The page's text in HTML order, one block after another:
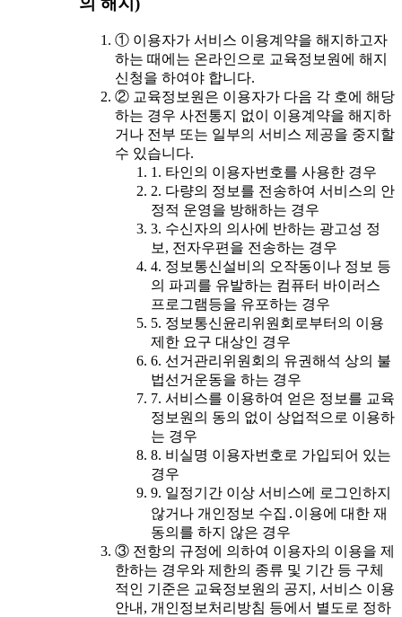
① 이용자가 서비스 이용계약을 해지하고자
하는 때에는 온라인으로 교육정보원에 해지
신청을 하여야 합니다.
② 교육정보원은 이용자가 다음 각 호에 해당
하는 경우 사전통지 없이 이용계약을 해지하
거나 전부 또는 일부의 서비스 제공을 중지할
수 있습니다.
1. 타인의 이용자번호를 사용한 경우
2. 다량의 정보를 전송하여 서비스의 안
정적 운영을 방해하는 경우
3. 수신자의 의사에 반하는 광고성 정
보, 전자우편을 전송하는 경우
4. 정보통신설비의 오작동이나 정보 등
의 파괴를 유발하는 컴퓨터 바이러스
프로그램등을 유포하는 경우
5. 정보통신윤리위원회로부터의 이용
제한 요구 대상인 경우
6. 선거관리위원회의 유권해석 상의 불
법선거운동을 하는 경우
7. 서비스를 이용하여 얻은 정보를 교육
정보원의 동의 없이 상업적으로 이용하
는 경우
8. 비실명 이용자번호로 가입되어 있는
경우
9. 일정기간 이상 서비스에 로그인하지
않거나 개인정보 수집․이용에 대한 재
동의를 하지 않은 경우
③ 전항의 규정에 의하여 이용자의 이용을 제
한하는 경우와 제한의 종류 및 기간 등 구체
적인 기준은 교육정보원의 공지, 서비스 이용
안내, 개인정보처리방침 등에서 별도로 정하